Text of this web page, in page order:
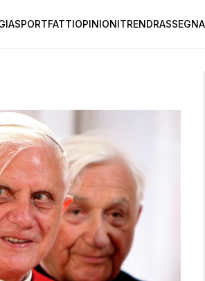
SPORTFATTIOPINIONITREND